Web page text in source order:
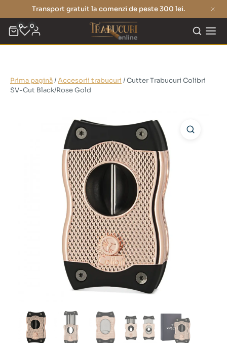
Transport gratuit la comenzi de peste 300 lei.
0 0
Prima pagină/Accesorii trabucuri / Cutter Trabucuri Colibri
SV-Cut Black/Rose Gold